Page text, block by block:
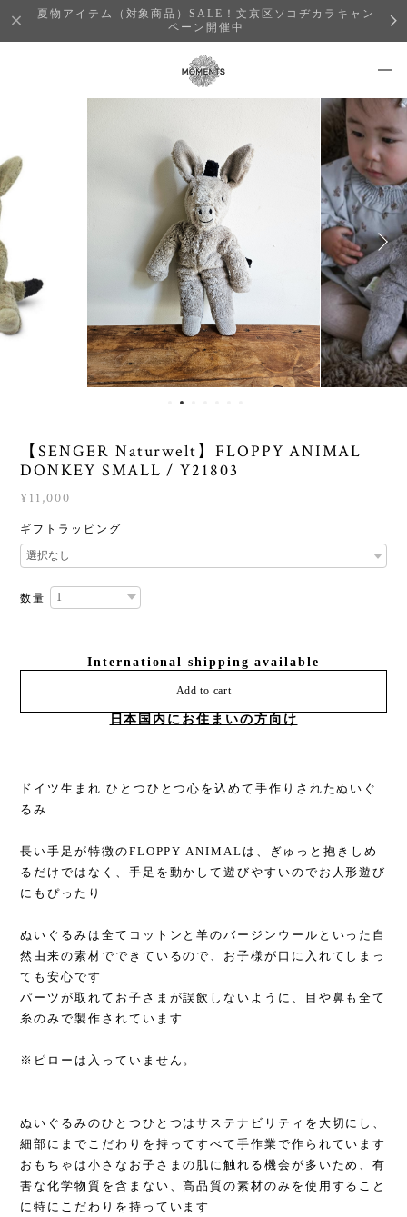
夏物アイテム（対象商品）SALE！文京区ソコヂカラキャン
ペーン開催中
【SENGER Naturwelt】FLOPPY ANIMAL
DONKEY SMALL / Y21803
¥11,000
ギフトラッピング
数量
International shipping available
Add to cart
日本国内にお住まいの方向け
ドイツ生まれ ひとつひとつ心を込めて手作りされたぬいぐ
るみ
長い手足が特徴のFLOPPY ANIMALは、ぎゅっと抱きしめ
るだけではなく、手足を動かして遊びやすいのでお人形遊び
にもぴったり
ぬいぐるみは全てコットンと羊のバージンウールといった自
然由来の素材でできているので、お子様が口に入れてしまっ
ても安心です
パーツが取れてお子さまが誤飲しないように、目や鼻も全て
糸のみで製作されています
※ピローは入っていません。
ぬいぐるみのひとつひとつはサステナビリティを大切にし、
細部にまでこだわりを持ってすべて手作業で作られています
おもちゃは小さなお子さまの肌に触れる機会が多いため、有
害な化学物質を含まない、高品質の素材のみを使用すること
に特にこだわりを持っています